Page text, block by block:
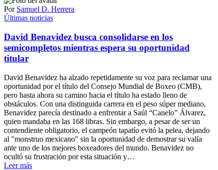
Por Samuel D. Herrera
Últimas noticias
David Benavidez busca consolidarse en los
semicompletos mientras espera su oportunidad
titular
David Benavidez ha alzado repetidamente su voz para reclamar una
oportunidad por el título del Consejo Mundial de Boxeo (CMB),
pero hasta ahora su camino hacia el título ha estado lleno de
obstáculos. Con una distinguida carrera en el peso súper mediano,
Benavidez parecía destinado a enfrentar a Saúl “Canelo” Álvarez,
quien mandaba en las 168 libras. Sin embargo, a pesar de ser un
contendiente obligatorio, el campeón tapatío evitó la pelea, dejando
al "monstruo mexicano" sin la oportunidad de demostrar su valía
ante uno de los mejores boxeadores del mundo. Benavidez no
ocultó su frustración por esta situación y…
Leer más